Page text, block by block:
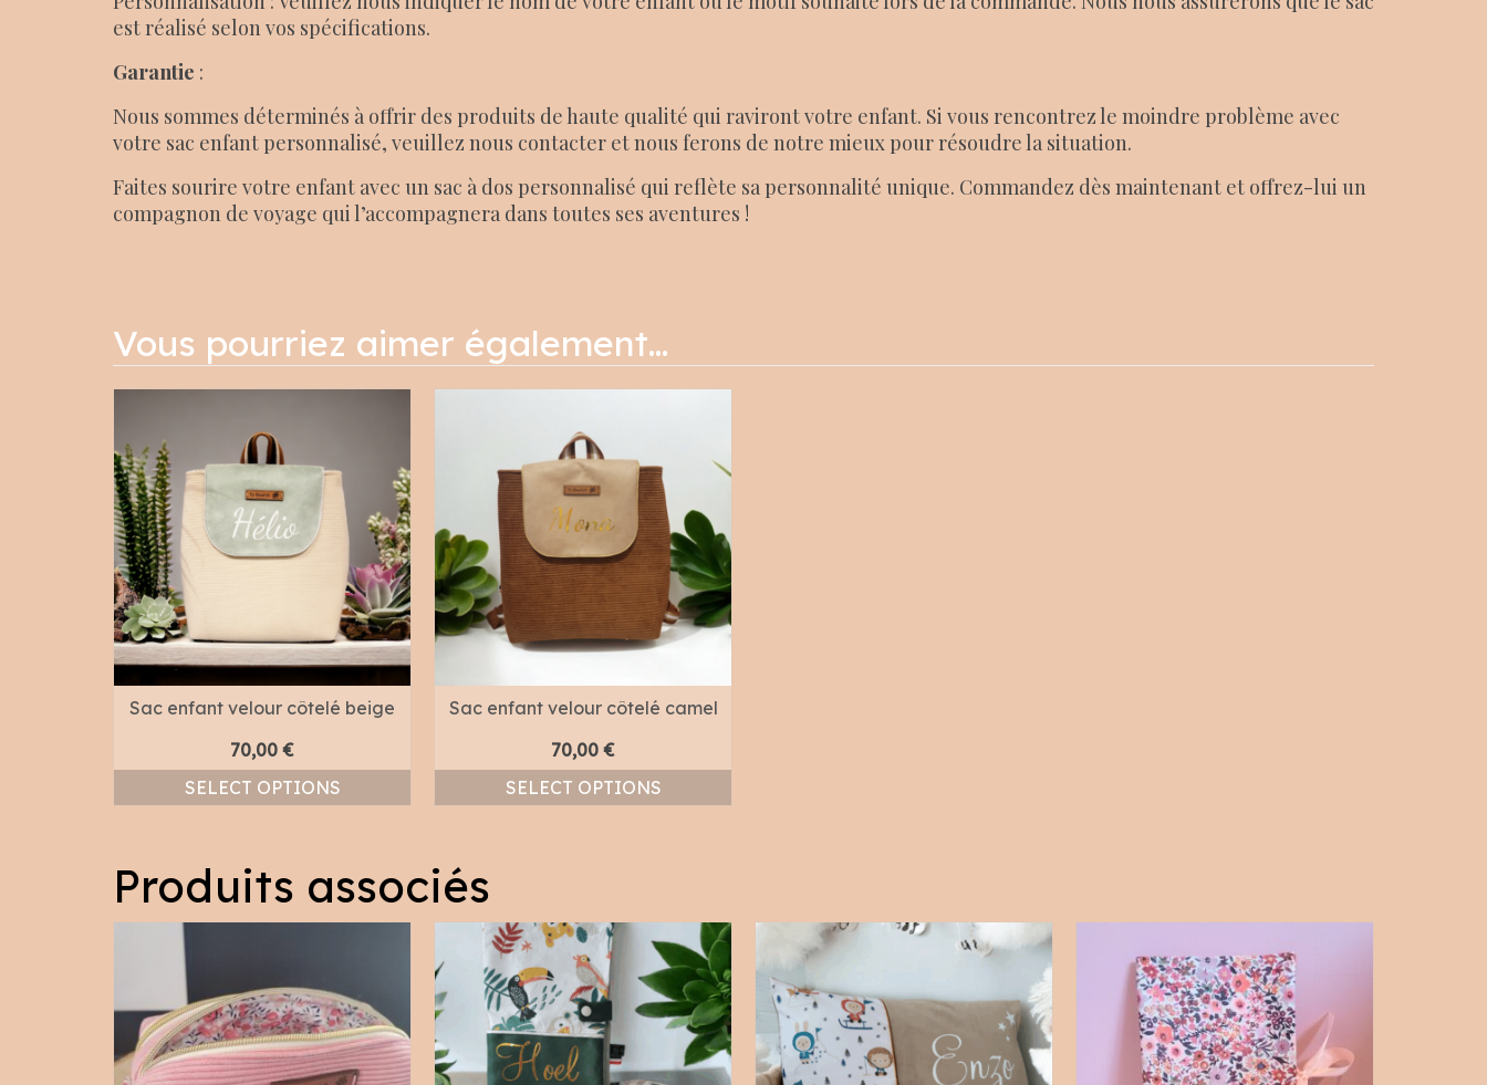
est réalisé selon vos spécifications.
Garantie :
Nous sommes déterminés à offrir des produits de haute qualité qui raviront votre enfant. Si vous rencontrez le moindre problème avec
votre sac enfant personnalisé, veuillez nous contacter et nous ferons de notre mieux pour résoudre la situation.
Faites sourire votre enfant avec un sac à dos personnalisé qui reflète sa personnalité unique. Commandez dès maintenant et offrez-lui un
compagnon de voyage qui l’accompagnera dans toutes ses aventures !
Vous pourriez aimer également…
Sac enfant velour côtelé beige
70,00 €
SELECT OPTIONS
Sac enfant velour côtelé camel
70,00 €
SELECT OPTIONS
Produits associés